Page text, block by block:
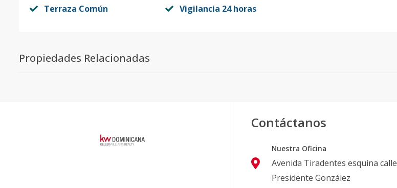
Terraza Común Vigilancia 24 horas
Propiedades Relacionadas
Contáctanos
Nuestra Oficina
Avenida Tiradentes esquina calle
Presidente González